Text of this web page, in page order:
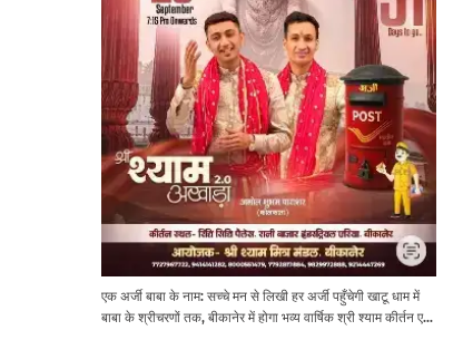
एक अर्जी बाबा के नाम: सच्चे मन से लिखी हर अर्जी पहुँचेगी खाटू धाम में
बाबा के श्रीचरणों तक, बीकानेर में होगा भव्य वार्षिक श्री श्याम कीर्तन एवं